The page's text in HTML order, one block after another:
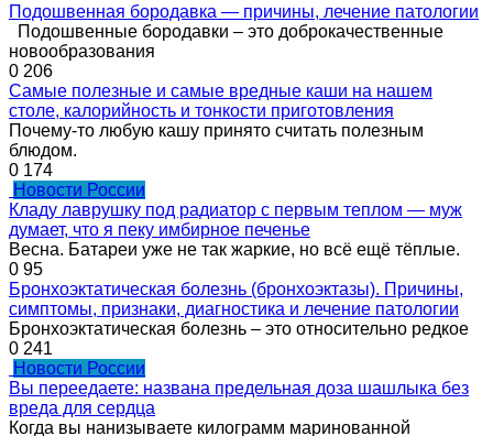
Подошвенная бородавка — причины, лечение патологии
Подошвенные бородавки – это доброкачественные
новообразования
0 206
Самые полезные и самые вредные каши на нашем
столе, калорийность и тонкости приготовления
Почему-то любую кашу принято считать полезным
блюдом.
0 174
Новости России
Кладу лаврушку под радиатор с первым теплом — муж
думает, что я пеку имбирное печенье
Весна. Батареи уже не так жаркие, но всё ещё тёплые.
0 95
Бронхоэктатическая болезнь (бронхоэктазы). Причины,
симптомы, признаки, диагностика и лечение патологии
Бронхоэктатическая болезнь – это относительно редкое
0 241
Новости России
Вы переедаете: названа предельная доза шашлыка без
вреда для сердца
Когда вы нанизываете килограмм маринованной